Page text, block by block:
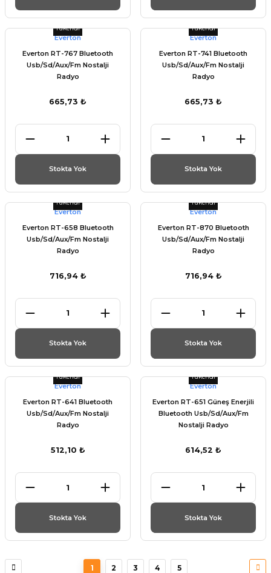
Tükendi
Everton
Everton RT-767 Bluetooth
Usb/Sd/Aux/Fm Nostalji
Radyo
665,73 ₺
Stokta Yok
Tükendi
Everton
Everton RT-741 Bluetooth
Usb/Sd/Aux/Fm Nostalji
Radyo
665,73 ₺
Stokta Yok
Tükendi
Everton
Everton RT-658 Bluetooth
Usb/Sd/Aux/Fm Nostalji
Radyo
716,94 ₺
Stokta Yok
Tükendi
Everton
Everton RT-870 Bluetooth
Usb/Sd/Aux/Fm Nostalji
Radyo
716,94 ₺
Stokta Yok
Tükendi
Everton
Everton RT-641 Bluetooth
Usb/Sd/Aux/Fm Nostalji
Radyo
512,10 ₺
Stokta Yok
Tükendi
Everton
Everton RT-651 Güneş Enerjili
Bluetooth Usb/Sd/Aux/Fm
Nostalji Radyo
614,52 ₺
Stokta Yok
1 2 3 4 5